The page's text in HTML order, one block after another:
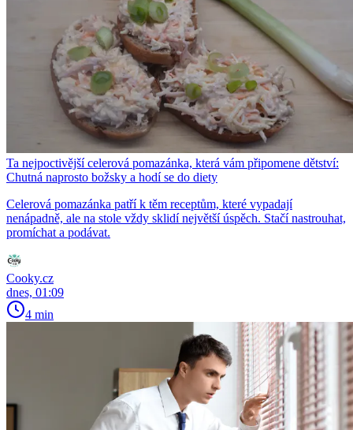
Ta nejpoctivější celerová pomazánka, která vám připomene dětství:
Chutná naprosto božsky a hodí se do diety
Celerová pomazánka patří k těm receptům, které vypadají
nenápadně, ale na stole vždy sklidí největší úspěch. Stačí nastrouhat,
promíchat a podávat.
Cooky.cz
dnes, 01:09
4 min